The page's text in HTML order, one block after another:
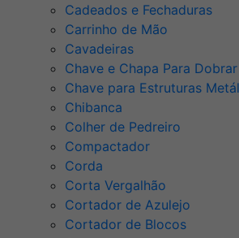
Cadeados e Fechaduras
Carrinho de Mão
Cavadeiras
Chave e Chapa Para
Chave para Estruturas
Chibanca
Colher de Pedreiro
Compactador
Corda
Corta Vergalhão
Cortador de Azulejo
Cortador de Blocos